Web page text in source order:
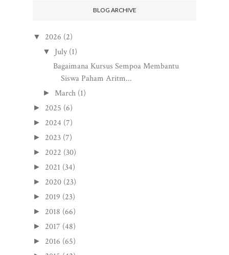
BLOG ARCHIVE
▼ 2026 (2)
▼ July (1)
Bagaimana Kursus Sempoa Membantu
Siswa Paham Aritm...
► March (1)
► 2025 (6)
► 2024 (7)
► 2023 (7)
► 2022 (30)
► 2021 (34)
► 2020 (23)
► 2019 (23)
► 2018 (66)
► 2017 (48)
► 2016 (65)